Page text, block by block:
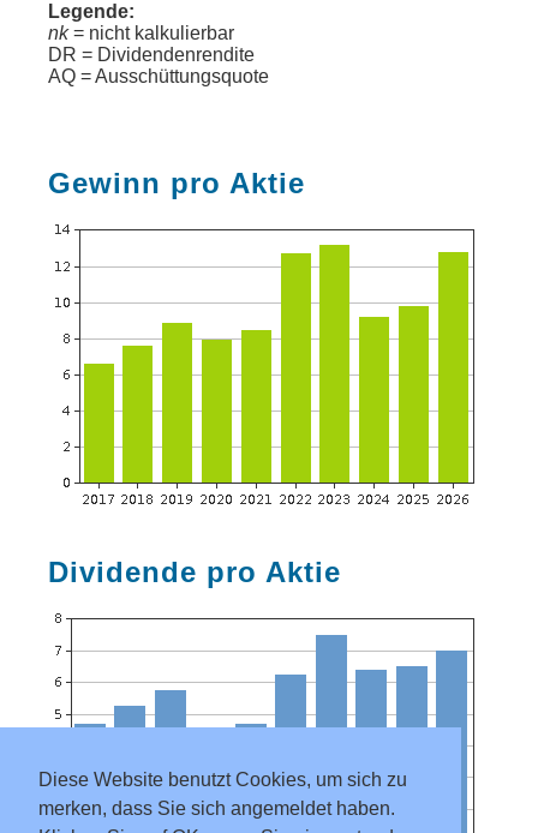
Diese Website benutzt Cookies, um sich zu
merken, dass Sie sich angemeldet haben.
Legende:
nk= nicht kalkulierbar
DR = Dividendenrendite
AQ = Ausschüttungsquote
Gewinn pro Aktie
Dividende pro Aktie